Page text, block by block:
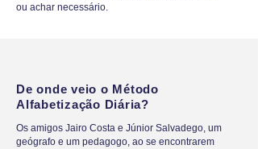
ou achar necessário.
De onde veio o Método
Alfabetização Diária?
Os amigos Jairo Costa e Júnior Salvadego, um
geógrafo e um pedagogo, ao se encontrarem